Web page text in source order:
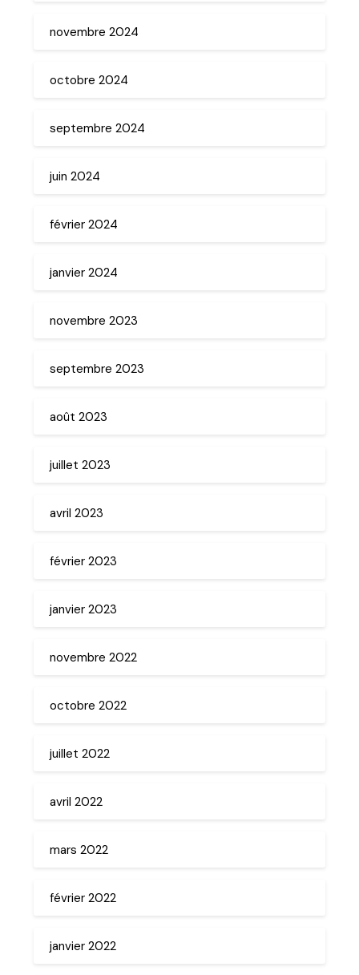
novembre 2024
octobre 2024
septembre 2024
juin 2024
février 2024
janvier 2024
novembre 2023
septembre 2023
août 2023
juillet 2023
avril 2023
février 2023
janvier 2023
novembre 2022
octobre 2022
juillet 2022
avril 2022
mars 2022
février 2022
janvier 2022